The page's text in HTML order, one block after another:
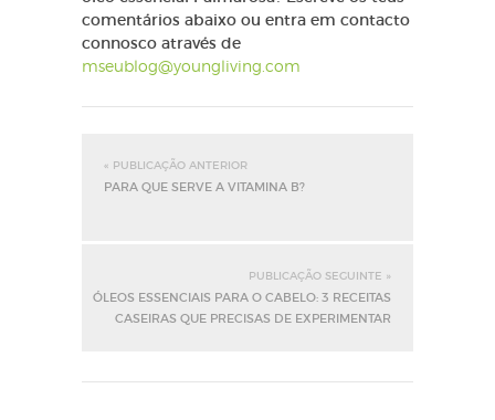
comentários abaixo ou entra em contacto
connosco através de
mseublog@youngliving.com
« PUBLICAÇÃO ANTERIOR
PARA QUE SERVE A VITAMINA B?
PUBLICAÇÃO SEGUINTE »
ÓLEOS ESSENCIAIS PARA O CABELO: 3 RECEITAS
CASEIRAS QUE PRECISAS DE EXPERIMENTAR